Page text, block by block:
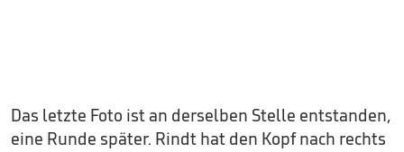
Das letzte Foto ist an derselben Stelle entstanden,
eine Runde später. Rindt hat den Kopf nach rechts